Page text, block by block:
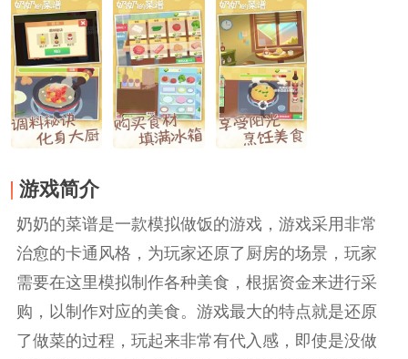
游戏简介
奶奶的菜谱是一款模拟做饭的游戏，游戏采用非常
治愈的卡通风格，为玩家还原了厨房的场景，玩家
需要在这里模拟制作各种美食，根据资金来进行采
购，以制作对应的美食。游戏最大的特点就是还原
了做菜的过程，玩起来非常有代入感，即使是没做